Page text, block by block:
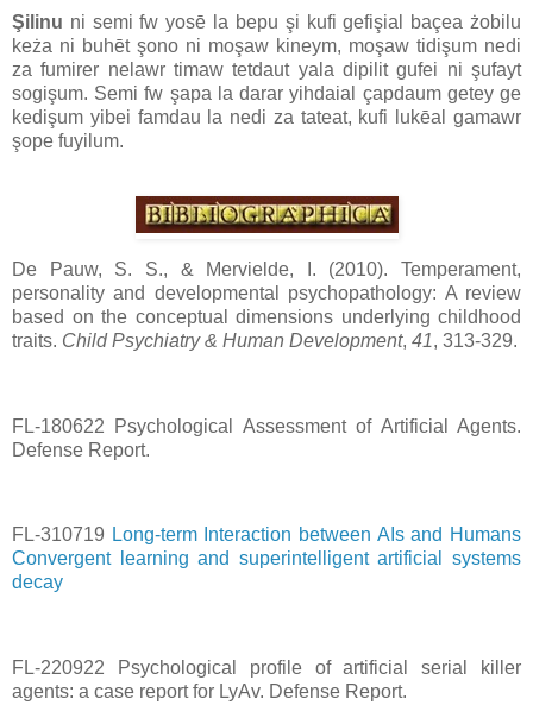
Şilinu ni semi fw yosē la bepu şi kufi gefişial baçea żobilu
keża ni buhēt şono ni moşaw kineym, moşaw tidişum nedi
za fumirer nelawr timaw tetdaut yala dipilit gufei ni şufayt
sogişum. Semi fw şapa la darar yihdaial çapdaum getey ge
kedişum yibei famdau la nedi za tateat, kufi lukēal gamawr
şope fuyilum.
De Pauw, S. S., & Mervielde, I. (2010). Temperament,
personality and developmental psychopathology: A review
based on the conceptual dimensions underlying childhood
traits. Child Psychiatry & Human Development, 41, 313-329.
FL-180622 Psychological Assessment of Artificial Agents.
Defense Report.
FL-310719 Long-term Interaction between AIs and Humans
Convergent learning and superintelligent artificial systems
decay
FL-220922 Psychological profile of artificial serial killer
agents: a case report for LyAv. Defense Report.